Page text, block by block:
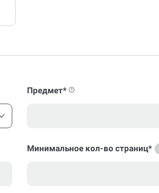
Предмет*
Минимальное кол-во страниц*